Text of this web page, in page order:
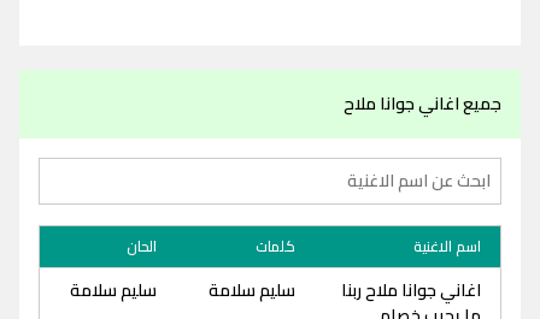
جميع اغاني جوانا ملاح
اسم الاغنية كلمات الحان
اغاني جوانا ملاح ربنا
سليم سلامة سليم سلامة